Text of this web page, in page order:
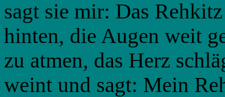
sagt sie mir: Das
hinten, die Augen weit
zu atmen, das Herz
weint und sagt: Mein